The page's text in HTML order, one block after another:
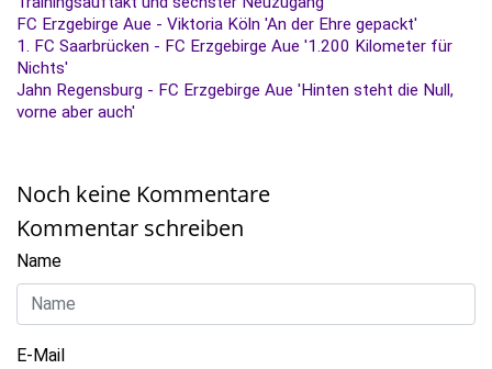
FC Erzgebirge Aue - Viktoria Köln 'An der Ehre gepackt'
1. FC Saarbrücken - FC Erzgebirge Aue '1.200 Kilometer für
Nichts'
Jahn Regensburg - FC Erzgebirge Aue 'Hinten steht die Null,
vorne aber auch'
Noch keine Kommentare
Kommentar schreiben
Name
E-Mail